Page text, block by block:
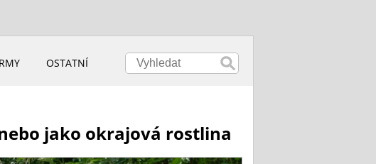
OSTATNÍ
jako okrajová rostlina